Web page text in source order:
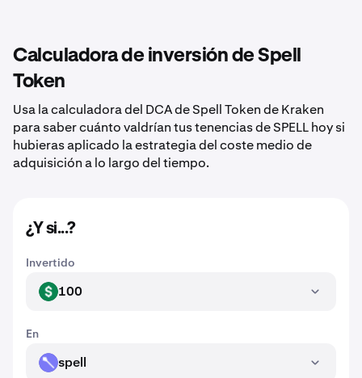
Calculadora de inversión de Spell
Token
Usa la calculadora del DCA de Spell Token de Kraken
para saber cuánto valdrían tus tenencias de SPELL hoy si
hubieras aplicado la estrategia del coste medio de
adquisición a lo largo del tiempo.
¿Y si...?
Invertido
USD 100
En
SPELL spell